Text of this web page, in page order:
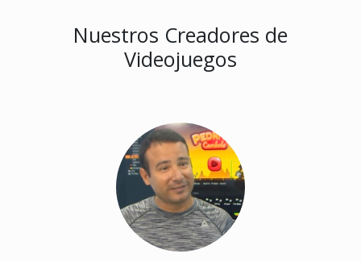
Nuestros Creadores de
Videojuegos